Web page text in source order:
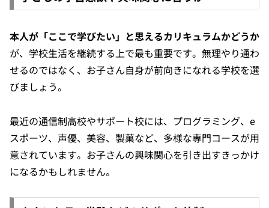
本人が「ここで学びたい」と思えるカリキュラムかどうか
が、学校生活を継続する上で最も重要です。無理やり通わ
せるのではなく、お子さん自身が前向きになれる学校を選
びましょう。
最近の通信制高校やサポート校には、プログラミング、e
スポーツ、声優、美容、製菓など、多様な専門コースが用
意されています。お子さんの興味関心を引き出すきっかけ
になるかもしれません。